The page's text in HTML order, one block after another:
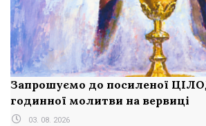
Запрошуємо до посиленої
годинної молитви на вервиці
03. 08. 2026